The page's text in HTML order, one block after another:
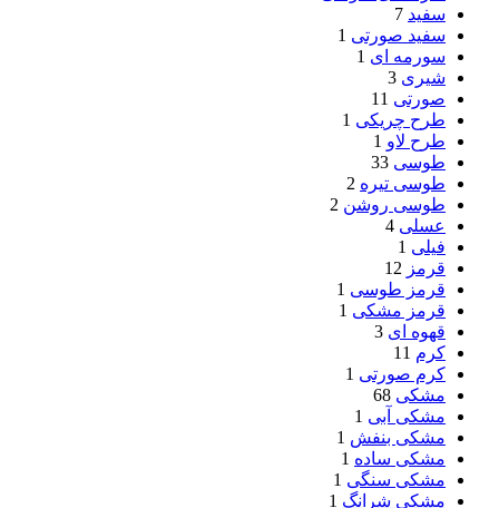
سفید 7
سفید صورتی 1
سورمه ای 1
شیری 3
صورتی 11
طرح چریکی 1
طرح لاو 1
طوسی 33
طوسی تیره 2
طوسی روشن 2
عسلی 4
فیلی 1
قرمز 12
قرمز طوسی 1
قرمز مشکی 1
قهوه ای 3
کرم 11
کرم صورتی 1
مشکی 68
مشکی آبی 1
مشکی بنفش 1
مشکی ساده 1
مشکی سنگی 1
مشکی شرانگ 1